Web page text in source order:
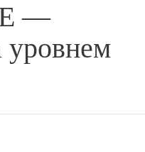
—
уровнем